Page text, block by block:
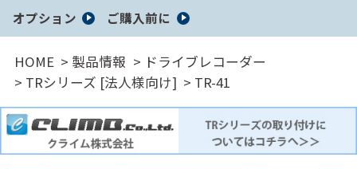
サイト内検索
オプション ご購入前に
HOME 製品情報
ドライブレコーダー
TRシリーズ [法人様向け]
TR-41